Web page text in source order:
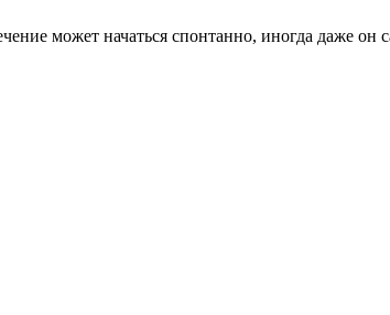
может начаться спонтанно, иногда даже он